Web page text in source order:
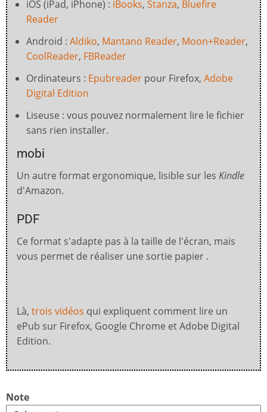
iOS (iPad, iPhone) : iBooks, Stanza, Bluefire
Reader
Android : Aldiko, Mantano Reader, Moon+Reader,
CoolReader, FBReader
Ordinateurs : Epubreader pour Firefox, Adobe
Digital Edition
Liseuse : vous pouvez normalement lire le fichier
sans rien installer.
mobi
Un autre format ergonomique, lisible sur les Kindle
d'Amazon.
PDF
Ce format s'adapte pas à la taille de l'écran, mais
vous permet de réaliser une sortie papier .
Là, trois vidéos qui expliquent comment lire un
ePub sur Firefox, Google Chrome et Adobe Digital
Edition.
Note